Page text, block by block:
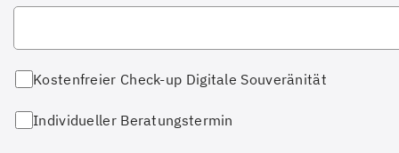
Kostenfreier Check-up Digitale Souveränität
Individueller Beratungstermin